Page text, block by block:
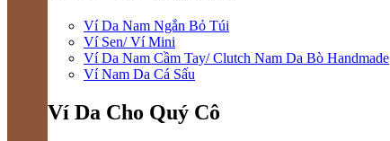
Ví Da Nam Ngắn Bỏ Túi
Ví Sen/ Ví Mini
Ví Da Nam Cầm Tay/ Clutch Nam Da Bò Handmade
Ví Nam Da Cá Sấu
Ví Da Cho Quý Cô